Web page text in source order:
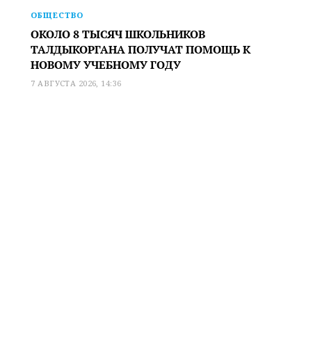
ОБЩЕСТВО
ОКОЛО 8 ТЫСЯЧ ШКОЛЬНИКОВ
ТАЛДЫКОРГАНА ПОЛУЧАТ ПОМОЩЬ К
НОВОМУ УЧЕБНОМУ ГОДУ
7 АВГУСТА 2026, 14:36